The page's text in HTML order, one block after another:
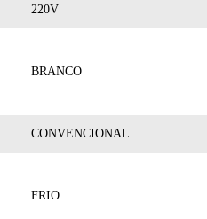
220V
BRANCO
CONVENCIONAL
FRIO